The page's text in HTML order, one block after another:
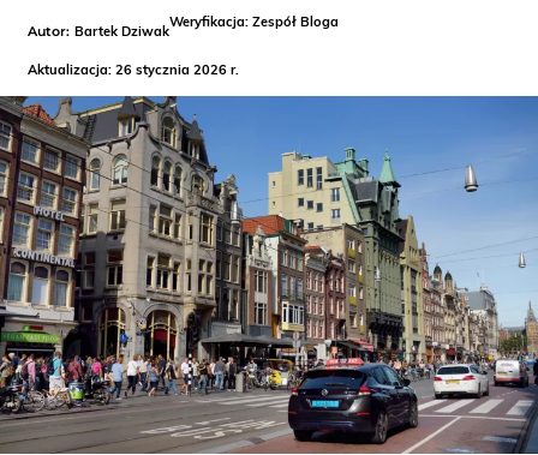
Bartek Dziwak
Weryfikacja: Zespół Bloga
Aktualizacja: 26 stycznia 2026 r.